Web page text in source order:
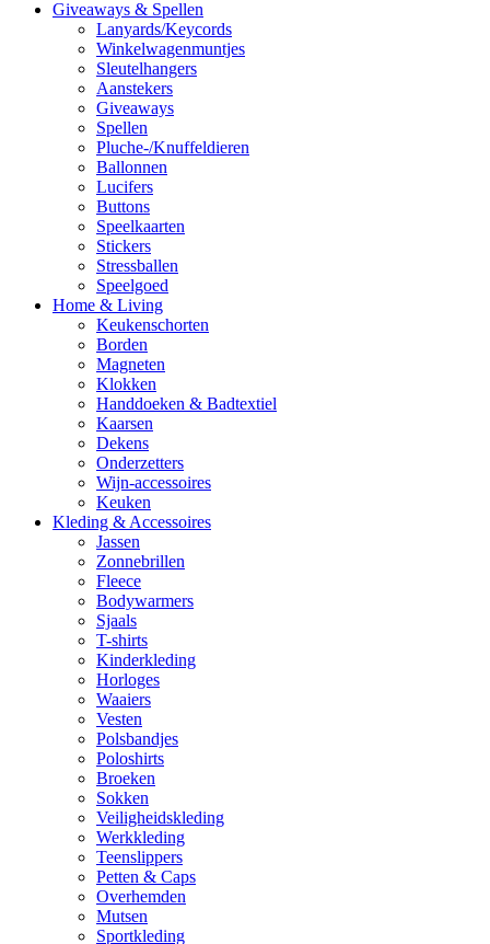
Giveaways & Spellen
Lanyards/Keycords
Winkelwagenmuntjes
Sleutelhangers
Aanstekers
Giveaways
Spellen
Pluche-/Knuffeldieren
Ballonnen
Lucifers
Buttons
Speelkaarten
Stickers
Stressballen
Speelgoed
Home & Living
Keukenschorten
Borden
Magneten
Klokken
Handdoeken & Badtextiel
Kaarsen
Dekens
Onderzetters
Wijn-accessoires
Keuken
Kleding & Accessoires
Jassen
Zonnebrillen
Fleece
Bodywarmers
Sjaals
T-shirts
Kinderkleding
Horloges
Waaiers
Vesten
Polsbandjes
Poloshirts
Broeken
Sokken
Veiligheidskleding
Werkkleding
Teenslippers
Petten & Caps
Overhemden
Mutsen
Sportkleding